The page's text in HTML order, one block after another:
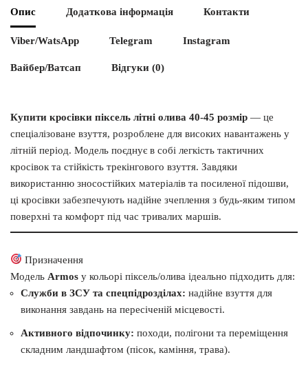
Опис Додаткова інформація Контакти
Viber/WatsApp Telegram Instagram
Вайбер/Ватсап Відгуки (0)
Купити кросівки піксель літні олива 40-45 розмір — це
спеціалізоване взуття, розроблене для високих навантажень у
літній період. Модель поєднує в собі легкість тактичних
кросівок та стійкість трекінгового взуття. Завдяки
використанню зносостійких матеріалів та посиленої підошви,
ці кросівки забезпечують надійне зчеплення з будь-яким типом
поверхні та комфорт під час тривалих маршів.
Призначення
Модель Armos у кольорі піксель/олива ідеально підходить для:
Служби в ЗСУ та спецпідрозділах: надійне взуття для
виконання завдань на пересіченій місцевості.
Активного відпочинку: походи, полігони та переміщення
складним ландшафтом (пісок, каміння, трава).